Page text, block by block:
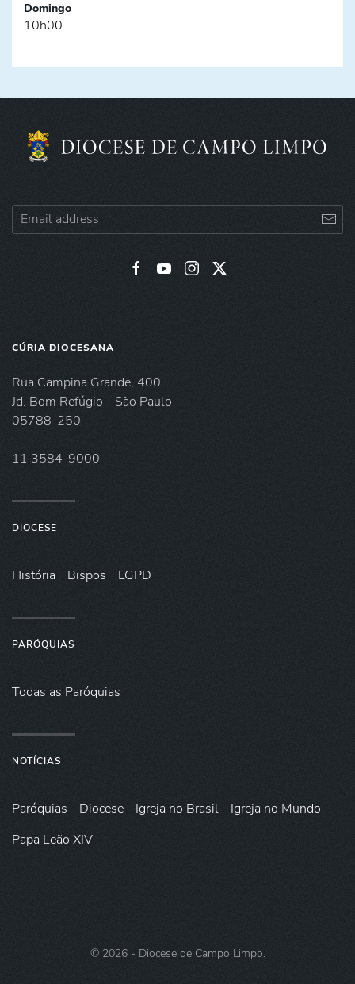
Domingo
10h00
CÚRIA DIOCESANA
Rua Campina Grande, 400
Jd. Bom Refúgio - São Paulo
05788-250
11 3584-9000
DIOCESE
História Bispos LGPD
PARÓQUIAS
Todas as Paróquias
NOTÍCIAS
Paróquias Diocese Igreja no Brasil
Igreja no Mundo
Papa Leão XIV
© 2026- Diocese de Campo Limpo.